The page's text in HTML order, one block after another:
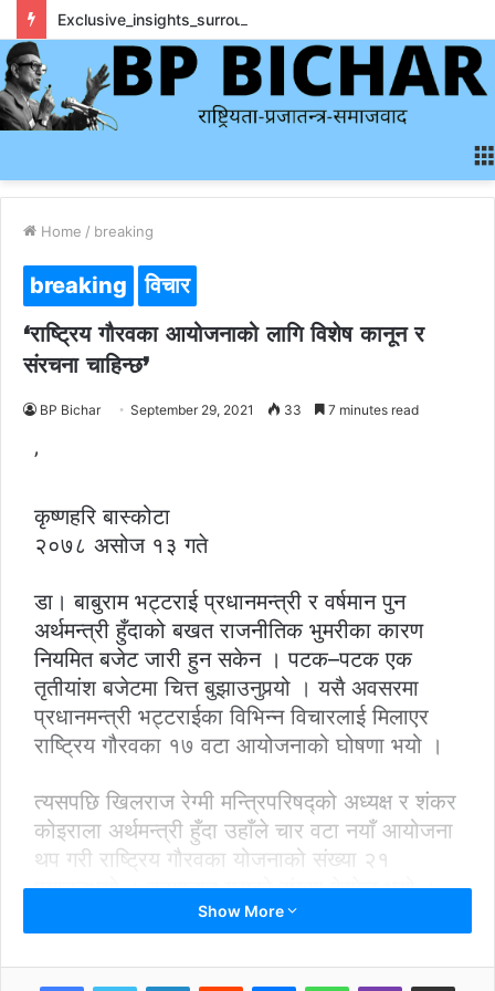
Home / breaking
breaking विचार
‘राष्ट्रिय गौरवका आयोजनाको लागि विशेष कानून र
संरचना चाहिन्छ’
BP Bichar September 29, 2021 33 7 minutes read
’
कृष्णहरि बास्कोटा
२०७८ असोज १३ गते
डा। बाबुराम भट्टराई प्रधानमन्त्री र वर्षमान पुन
अर्थमन्त्री हुँदाको बखत राजनीतिक भुमरीका कारण
नियमित बजेट जारी हुन सकेन । पटक–पटक एक
तृतीयांश बजेटमा चित्त बुझाउनुपर्‍यो । यसै अवसरमा
प्रधानमन्त्री भट्टराईका विभिन्न विचारलाई मिलाएर
राष्ट्रिय गौरवका १७ वटा आयोजनाको घोषणा भयो ।
त्यसपछि खिलराज रेग्मी मन्त्रिपरिषद्को अध्यक्ष र शंकर
कोइराला अर्थमन्त्री हुँदा उहाँले चार वटा नयाँ आयोजना
थप गरी राष्ट्रिय गौरवका योजनाको संख्या २१
पुर्‍याउनुभयो । तत्पश्चात् यसको संख्या हेरफेर भयो ।
रहेको पाइन्छ । जसमा सडकतर्फ ६ वटा, सिंचाइतर्फ
Show More
LinkedInReddit MessengerWhatsAppViber Share via Email